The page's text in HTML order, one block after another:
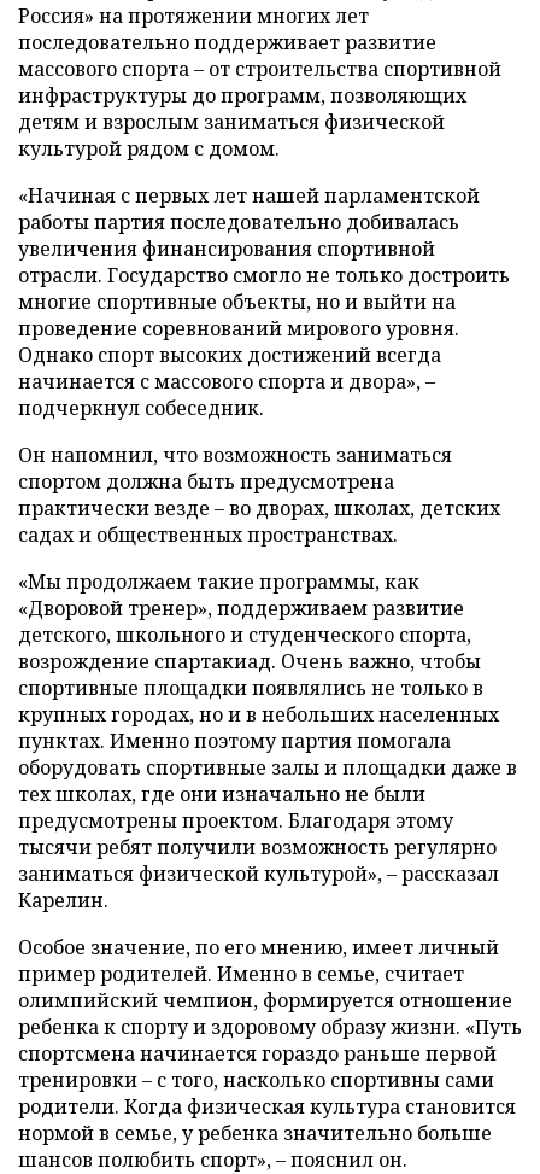
Россия» на протяжении многих лет
последовательно поддерживает развитие
массового спорта – от строительства спортивной
инфраструктуры до программ, позволяющих
детям и взрослым заниматься физической
культурой рядом с домом.
«Начиная с первых лет нашей парламентской
работы партия последовательно добивалась
увеличения финансирования спортивной
отрасли. Государство смогло не только достроить
многие спортивные объекты, но и выйти на
проведение соревнований мирового уровня.
Однако спорт высоких достижений всегда
начинается с массового спорта и двора», –
подчеркнул собеседник.
Он напомнил, что возможность заниматься
спортом должна быть предусмотрена
практически везде – во дворах, школах, детских
садах и общественных пространствах.
«Мы продолжаем такие программы, как
«Дворовой тренер», поддерживаем развитие
детского, школьного и студенческого спорта,
возрождение спартакиад. Очень важно, чтобы
спортивные площадки появлялись не только в
крупных городах, но и в небольших населенных
пунктах. Именно поэтому партия помогала
оборудовать спортивные залы и площадки даже в
тех школах, где они изначально не были
предусмотрены проектом. Благодаря этому
тысячи ребят получили возможность регулярно
заниматься физической культурой», – рассказал
Карелин.
Особое значение, по его мнению, имеет личный
пример родителей. Именно в семье, считает
олимпийский чемпион, формируется отношение
ребенка к спорту и здоровому образу жизни. «Путь
спортсмена начинается гораздо раньше первой
тренировки – с того, насколько спортивны сами
родители. Когда физическая культура становится
нормой в семье, у ребенка значительно больше
шансов полюбить спорт», – пояснил он.